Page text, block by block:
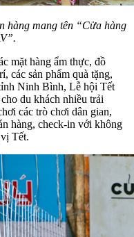
hàng mang tên “Cửa hàng
mặt hàng ẩm thực, đồ
các sản phẩm quà tặng,
Ninh Bình, Lễ hội Tết
du khách nhiều trải
các trò chơi dân gian,
hàng, check-in với không
Tết.